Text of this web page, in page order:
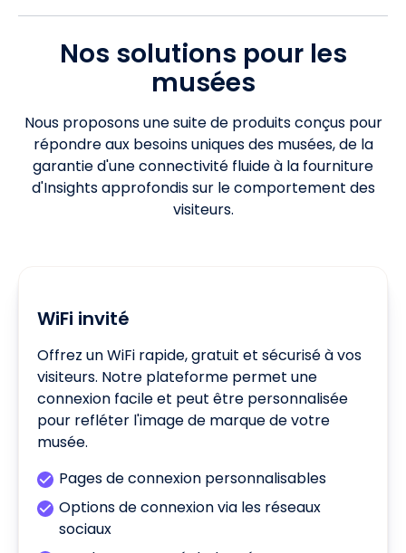
Nos solutions pour les
musées
Nous proposons une suite de produits conçus pour
répondre aux besoins uniques des musées, de la
garantie d'une connectivité fluide à la fourniture
d'Insights approfondis sur le comportement des
visiteurs.
WiFi invité
Offrez un WiFi rapide, gratuit et sécurisé à vos
visiteurs. Notre plateforme permet une
connexion facile et peut être personnalisée
pour refléter l'image de marque de votre
musée.
Pages de connexion personnalisables
Options de connexion via les réseaux
sociaux